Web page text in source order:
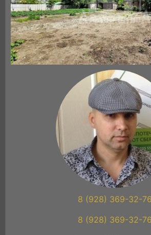
8 (928) 369-32-76
8 (928) 369-32-76